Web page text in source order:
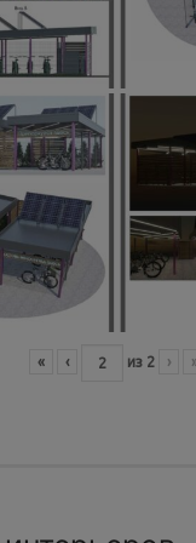
« ‹ из 2 ›